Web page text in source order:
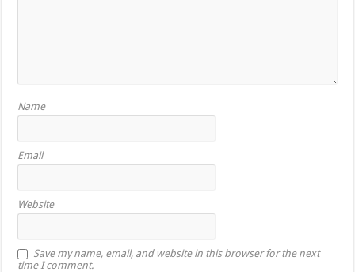
Name
Email
Website
Save my name, email, and website in this browser for the next
time I comment.